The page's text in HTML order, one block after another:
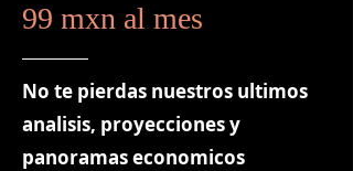
99 mxn al mes
No te pierdas nuestros ultimos
analisis, proyecciones y
panoramas economicos